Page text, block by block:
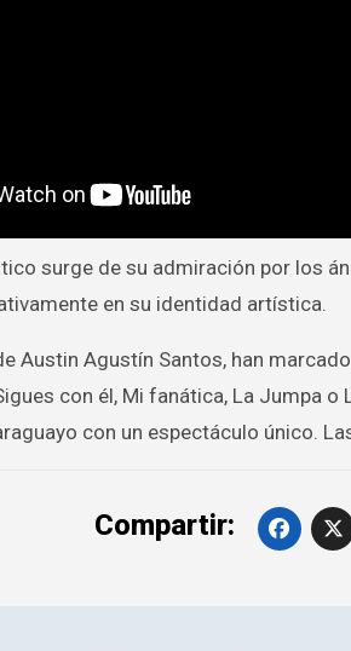
surge de su admiración por los
en su identidad artística.
Austin Agustín Santos, han
con él, Mi fanática, La Jumpa
con un espectáculo único.
Compartir: